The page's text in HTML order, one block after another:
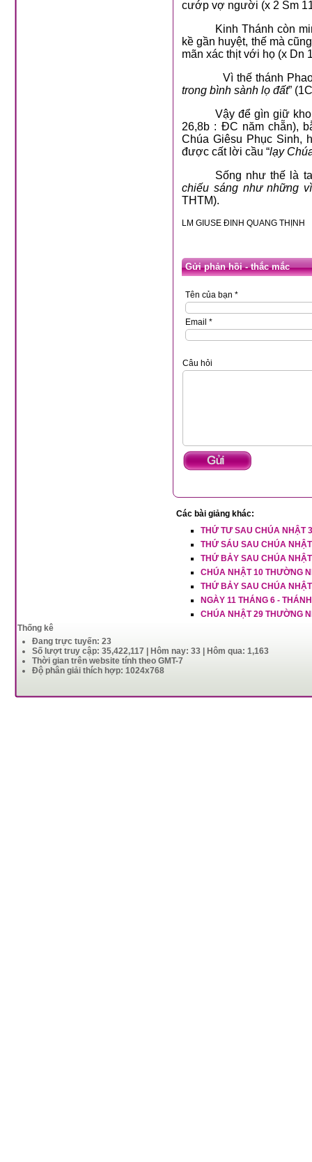
cướp vợ người (x 2 Sm
Kinh Thánh còn
kề gần huyệt, thế mà
mãn xác thịt với họ (x Dn
Vì thế thánh Phaolo
trong bình sành lọ đất”
Vậy để gìn giữ
26,8b : ĐC năm chẵn),
Chúa Giêsu Phục Sinh,
được cất lời cầu “lạy
Sống như thế là
chiếu sáng như những
THTM).
LM GIUSE ĐINH QUANG THỊNH
Gửi phản hồi - thắc mắc
Tên của bạn *
Email *
Câu hỏi
Các bài giảng khác:
THỨ TƯ SAU CHÚA NHẬT
THỨ SÁU SAU CHÚA
THỨ BẢY SAU CHÚA
CHÚA NHẬT 10 THƯỜNG
THỨ BẢY SAU CHÚA
NGÀY 11 THÁNG 6 -
CHÚA NHẬT 29 THƯỜNG
Thống kê
Đang trực tuyến: 23
Số lượt truy cập: 35,422,117 | Hôm nay: 33 | Hôm qua: 1,163
Thời gian trên website tính theo GMT-7
Độ phân giải thích hợp: 1024x768